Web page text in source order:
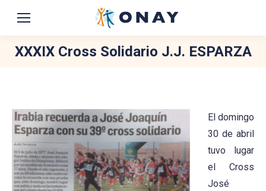
XXXIX Cross Solidario J.J. ESPARZA
El domingo
30 de abril
tuvo lugar
el Cross
José